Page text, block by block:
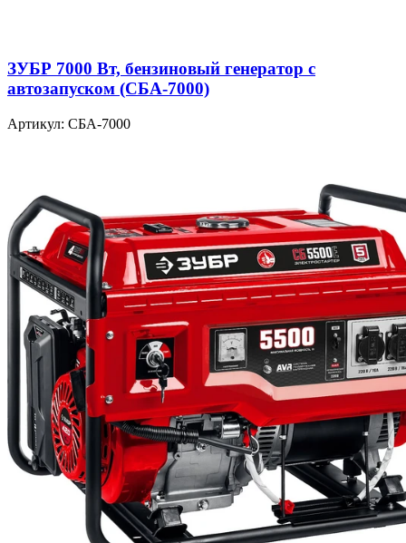
ЗУБР 7000 Вт, бензиновый генератор с
автозапуском (СБА-7000)
Артикул: СБА-7000